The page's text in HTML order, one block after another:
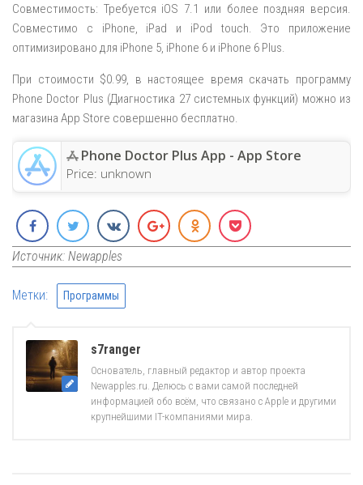
Совместимость: Требуется iOS 7.1 или более поздняя версия.
Совместимо с iPhone, iPad и iPod touch. Это приложение
оптимизировано для iPhone 5, iPhone 6 и iPhone 6 Plus.
При стоимости $0.99, в настоящее время скачать программу
Phone Doctor Plus (Диагностика 27 системных функций) можно из
магазина App Store совершенно бесплатно.
Phone Doctor Plus App - App Store
Price: unknown
Источник: Newapples
Метки: Программы
s7ranger
Основатель, главный редактор и автор проекта
Newapples.ru. Делюсь с вами самой последней
информацией обо всём, что связано с Apple и другими
крупнейшими IT-компаниями мира.